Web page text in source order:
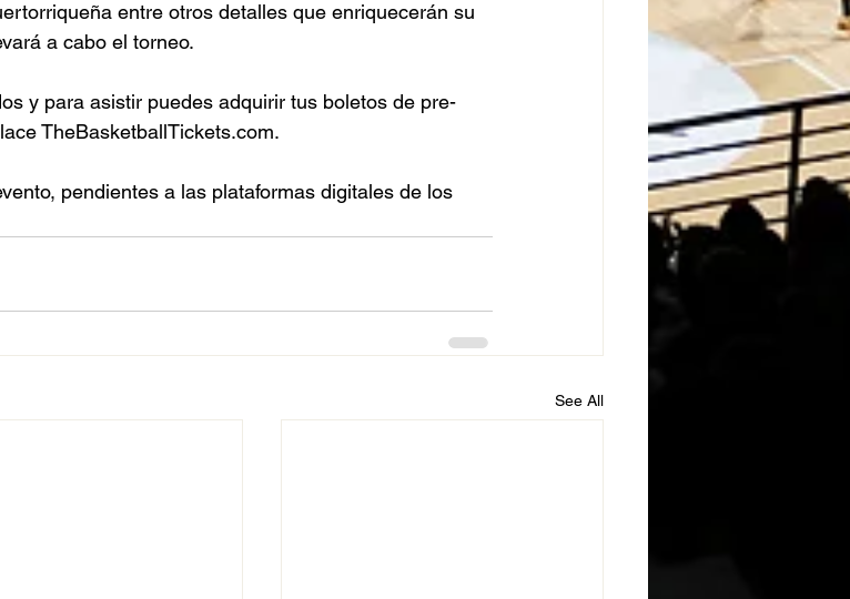
entre otros detalles que enriquecerán su
a cabo el torneo.
y para asistir puedes adquirir tus boletos de pre-
TheBasketballTickets.com.
pendientes a las plataformas digitales de los
See All